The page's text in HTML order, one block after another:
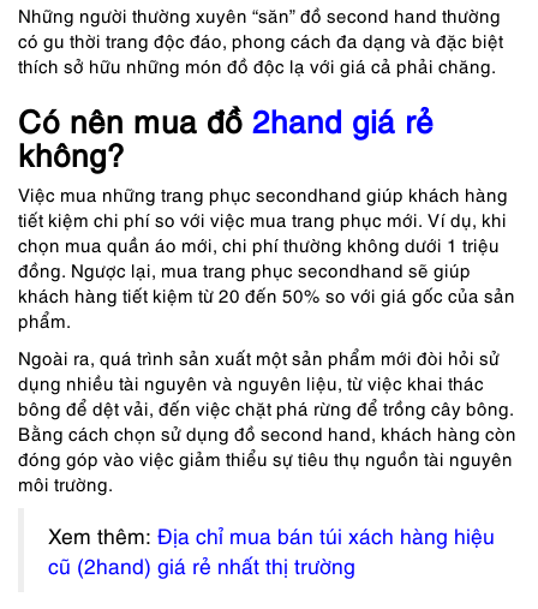
Những người thường xuyên “săn” đồ second hand thường
có gu thời trang độc đáo, phong cách đa dạng và đặc biệt
thích sở hữu những món đồ độc lạ với giá cả phải chăng.
Có nên mua đồ 2hand giá rẻ
không?
Việc mua những trang phục secondhand giúp khách hàng
tiết kiệm chi phí so với việc mua trang phục mới. Ví dụ, khi
chọn mua quần áo mới, chi phí thường không dưới 1 triệu
đồng. Ngược lại, mua trang phục secondhand sẽ giúp
khách hàng tiết kiệm từ 20 đến 50% so với giá gốc của sản
phẩm.
Ngoài ra, quá trình sản xuất một sản phẩm mới đòi hỏi sử
dụng nhiều tài nguyên và nguyên liệu, từ việc khai thác
bông để dệt vải, đến việc chặt phá rừng để trồng cây bông.
Bằng cách chọn sử dụng đồ second hand, khách hàng còn
đóng góp vào việc giảm thiểu sự tiêu thụ nguồn tài nguyên
môi trường.
Xem thêm: Địa chỉ mua bán túi xách hàng hiệu
cũ (2hand) giá rẻ nhất thị trường